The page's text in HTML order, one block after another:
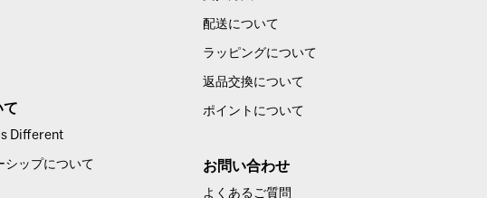
、変更の必要性、変更後の内容の相当性およびその他の変更にかかる事情をに照ら
契約または商品購入等契約の合意解約を申し入れたときは、当社は合意解約の協議に応じるもの
かに該当する行為をしてはなりません。
て
Different
シップについて
配送について
ラッピングについて
返品交換について
ポイントについて
お問い合わせ
よくあるご質問